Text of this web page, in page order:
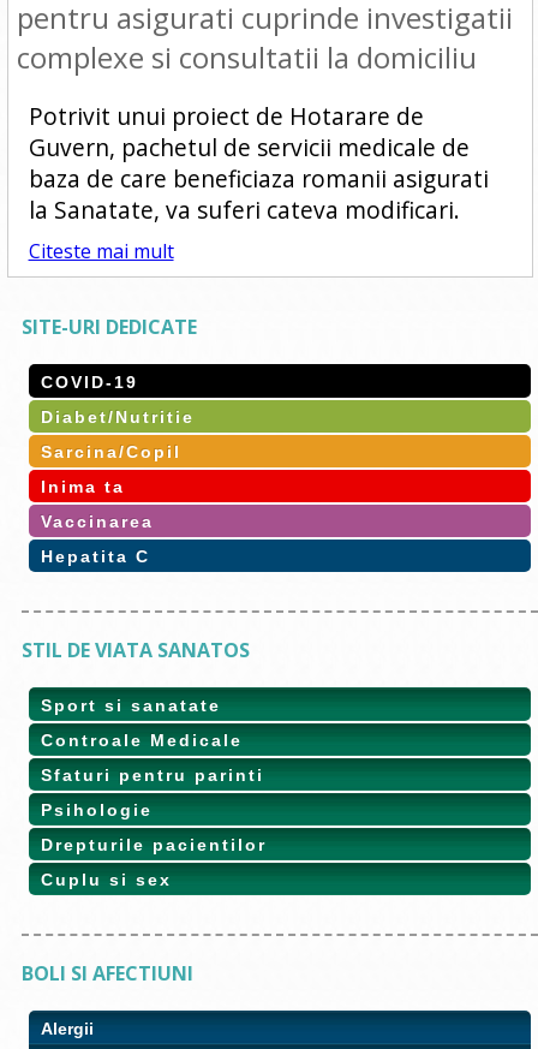
pentru asigurati cuprinde investigatii
complexe si consultatii la domiciliu
Potrivit unui proiect de Hotarare de
Guvern, pachetul de servicii medicale de
baza de care beneficiaza romanii asigurati
la Sanatate, va suferi cateva modificari.
Citeste mai mult
SITE-URI DEDICATE
COVID-19
Diabet/Nutritie
Sarcina/Copil
Inima ta
Vaccinarea
Hepatita C
STIL DE VIATA SANATOS
Sport si sanatate
Controale Medicale
Sfaturi pentru parinti
Psihologie
Drepturile pacientilor
Cuplu si sex
BOLI SI AFECTIUNI
Alergii